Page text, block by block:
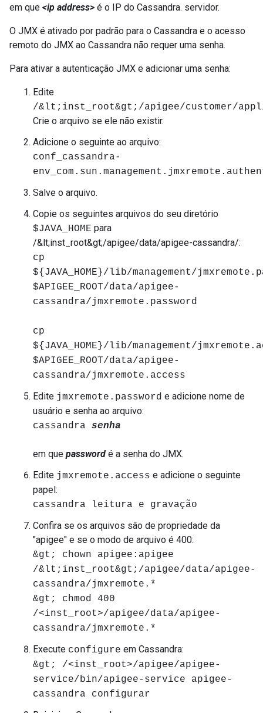
em que <ip address> é o IP do Cassandra. servidor.
O JMX é ativado por padrão para o Cassandra e o acesso
remoto do JMX ao Cassandra não requer uma senha.
Para ativar a autenticação JMX e adicionar uma senha:
Edite
/&lt;inst_root&gt;/apigee/customer/
Crie o arquivo se ele não existir.
Adicione o seguinte ao arquivo:
conf_cassandra-
Salve o arquivo.
Copie os seguintes arquivos do seu diretório
$JAVA_HOME para
/&lt;inst_root&gt;/apigee/data/apigee-cassandra/:
cp
${JAVA_HOME}/lib/management/
$APIGEE_ROOT/data/apigee-
cassandra/jmxremote.password
cp
${JAVA_HOME}/lib/management/
$APIGEE_ROOT/data/apigee-
cassandra/jmxremote.access
Edite jmxremote.password e adicione nome de
usuário e senha ao arquivo:
cassandra senha
em que password é a senha do JMX.
Edite jmxremote.access e adicione o seguinte
papel:
cassandra leitura e gravação
Confira se os arquivos são de propriedade da
"apigee" e se o modo de arquivo é 400:
&gt; chown apigee:apigee
/&lt;inst_root&gt;/apigee/data/apigee-
cassandra/jmxremote.*
&gt; chmod 400
/<inst_root>/apigee/data/apigee-
cassandra/jmxremote.*
Execute configure em Cassandra:
&gt; /<inst_root>/apigee/apigee-
service/bin/apigee-service apigee-
cassandra configurar